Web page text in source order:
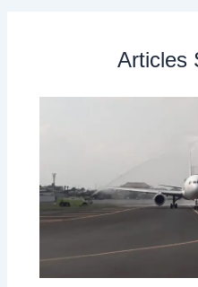
Articles